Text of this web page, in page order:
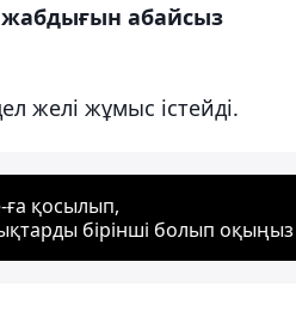
абайсыз
желі жұмыс істейді.
ға қосылып,
бірінші болып оқыңыз